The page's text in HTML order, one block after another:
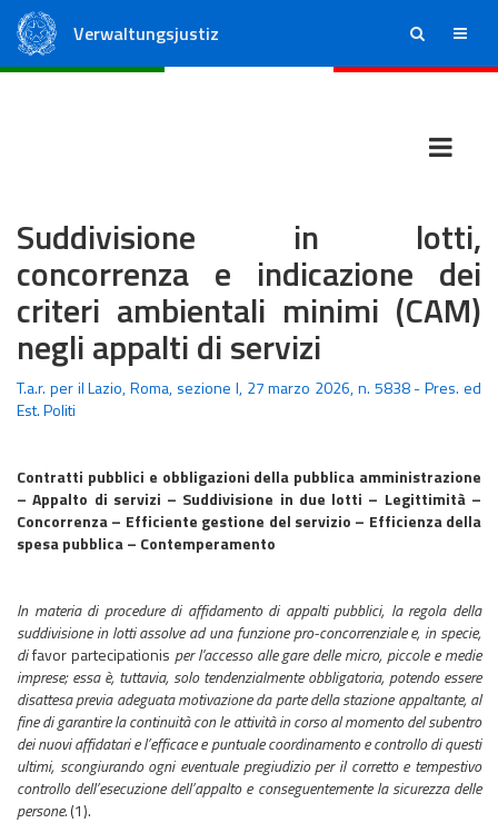
Verwaltungsjustiz ricerca menu
Suddivisione in lotti,
concorrenza e indicazione dei
criteri ambientali minimi (CAM)
negli appalti di servizi
T.a.r. per il Lazio, Roma, sezione I, 27 marzo 2026, n. 5838 - Pres. ed
Est. Politi
Contratti pubblici e obbligazioni della pubblica amministrazione
– Appalto di servizi – Suddivisione in due lotti – Legittimità –
Concorrenza – Efficiente gestione del servizio – Efficienza della
spesa pubblica – Contemperamento
In materia di procedure di affidamento di appalti pubblici, la regola della
suddivisione in lotti assolve ad una funzione pro-concorrenziale e, in specie,
difavor partecipationis per l'accesso alle gare delle micro, piccole e medie
imprese; essa è, tuttavia, solo tendenzialmente obbligatoria, potendo essere
disattesa previa adeguata motivazione da parte della stazione appaltante, al
fine di garantire la continuità con le attività in corso al momento del subentro
dei nuovi affidatari e l’efficace e puntuale coordinamento e controllo di questi
ultimi, scongiurando ogni eventuale pregiudizio per il corretto e tempestivo
controllo dell’esecuzione dell’appalto e conseguentemente la sicurezza delle
persone.(1).